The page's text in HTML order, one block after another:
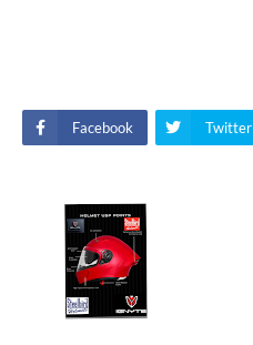
Facebook Twitter